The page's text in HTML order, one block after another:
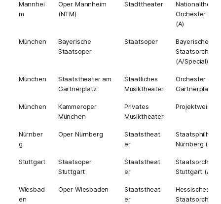
Mannhei
m
Oper Mannheim
(NTM)
Stadttheater
Orchester
(A)
München
Bayerische
Staatsoper
Staatsoper
Bayerisches
(A/Special)
München
Staatstheater am
Gärtnerplatz
Staatliches
Musiktheater
Orchester des
München
Kammeroper
München
Privates
Musiktheater
Projektweise
Nürnber
g
Oper Nürnberg
Staatstheat
er
Nürnberg (A)
Stuttgart
Staatsoper
Stuttgart
Staatstheat
er
Stuttgart (A)
Wiesbad
en
Oper Wiesbaden
Staatstheat
er
Hessisches